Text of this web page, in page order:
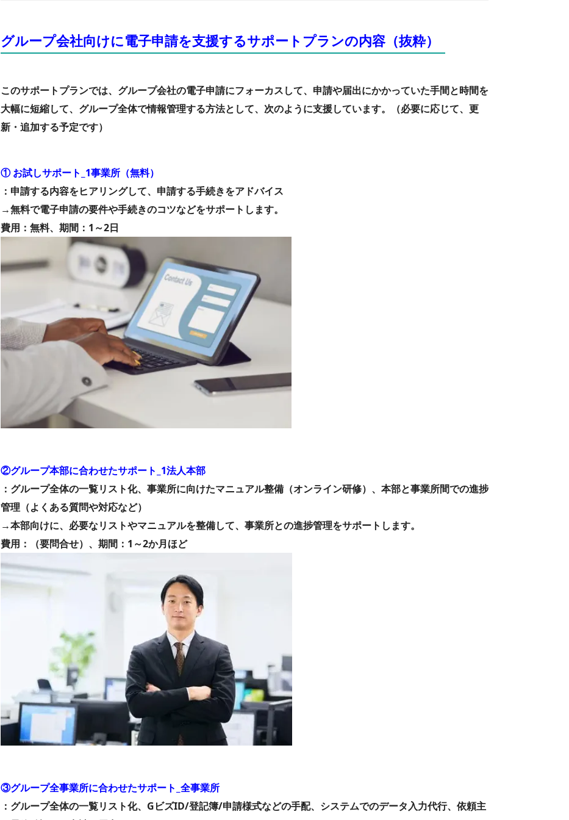
グループ会社向けに電子申請を支援するサポートプランの内容（抜粋）
このサポートプランでは、グループ会社の電子申請にフォーカスして、申請や届出にかかっていた手間と時間を
大幅に短縮して、グループ全体で情報管理する方法として、次のように支援しています。（必要に応じて、更
新・追加する予定です）
① お試しサポート_1事業所（無料）
：申請する内容をヒアリングして、申請する手続きをアドバイス
→無料で電子申請の要件や手続きのコツなどをサポートします。
費用：無料、期間：1～2日
②グループ本部に合わせたサポート_1法人本部
：グループ全体の一覧リスト化、事業所に向けたマニュアル整備（オンライン研修）、 本部と事業所間での進捗
管理（よくある質問や対応など）
→本部向けに、必要なリストやマニュアルを整備して、事業所との進捗管理をサポートします。
費用：（要問合せ）、期間：1～2か月ほど
③グループ全事業所に合わせたサポート_全事業所
：グループ全体の一覧リスト化、GビズID/登記簿/申請様式などの手配、 システムでのデータ入力代行、依頼主